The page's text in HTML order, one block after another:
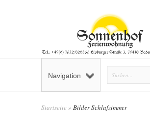
Navigation
Startseite » Bilder Schlafzimmer